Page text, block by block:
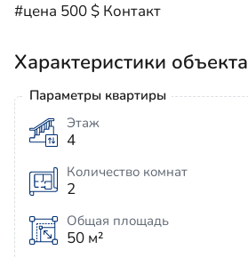
#цена 500 $ Контакт
Характеристики объекта
Параметры квартиры
Этаж
4
Количество комнат
2
Общая площадь
50 м²